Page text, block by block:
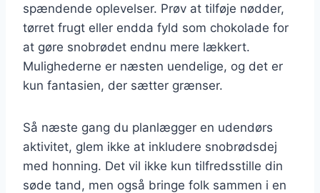
spændende oplevelser. Prøv at tilføje nødder,
tørret frugt eller endda fyld som chokolade for
at gøre snobrødet endnu mere lækkert.
Mulighederne er næsten uendelige, og det er
kun fantasien, der sætter grænser.
Så næste gang du planlægger en udendørs
aktivitet, glem ikke at inkludere snobrødsdej
med honning. Det vil ikke kun tilfredsstille din
søde tand, men også bringe folk sammen i en